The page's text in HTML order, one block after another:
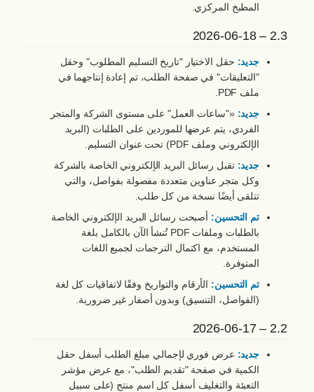
المطبخ المركزي.
2.3 – 2026-06-18
جديد: حقل الاختيار "تاريخ التسليم المطلوب" وحقل
"التعليقات" في صفحة الطلب، تم إعادة إنتاجهما في
ملف PDF.
جديد: «"ساعات العمل" على مستوى الشركة والمتجر
الفردي، يتم عرضها للموردين على الطلبات (البريد
الإلكتروني وملف PDF) تحت عنوان التسليم.
جديد: تقبل رسائل البريد الإلكتروني الخاصة بالشركة
وكل متجر عناوين متعددة مفصولة بفواصل، والتي
تتلقى أيضًا نسخة من كل طلب.
تم التحسين: أصبحت رسائل البريد الإلكتروني الخاصة
بالطلبات وملفات PDF تُنشأ الآن بالكامل بلغة
المستخدم، مع اكتمال الترجمات لجميع اللغات
المتوفرة.
تم التحسين: الأرقام والتواريخ وفقًا لاتفاقيات كل لغة
(الفواصل، التنسيق) وبدون أصفار غير ضرورية.
2.2 – 2026-06-17
جديد: عرض فوري لإجمالي مبلغ الطلب أسفل حقل
الكمية في صفحة "تقديم الطلب"، مع عرض مؤشر
التعبئة والتغليف أسفل كل اسم منتج (على سبيل